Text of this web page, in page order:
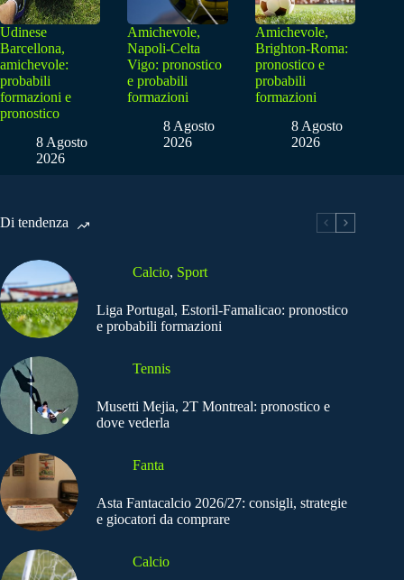
Udinese
Barcellona,
amichevole:
probabili
formazioni e
pronostico
8 Agosto
2026
Amichevole,
Napoli-Celta
Vigo: pronostico
e probabili
formazioni
8 Agosto
2026
Amichevole,
Brighton-Roma:
pronostico e
probabili
formazioni
8 Agosto
2026
Di tendenza
Calcio, Sport
Liga Portugal, Estoril-Famalicao: pronostico
e probabili formazioni
Tennis
Musetti Mejia, 2T Montreal: pronostico e
dove vederla
Fanta
Asta Fantacalcio 2026/27: consigli, strategie
e giocatori da comprare
Calcio